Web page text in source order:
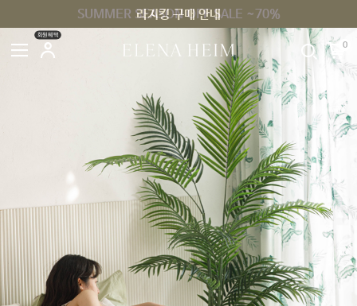
SUMMER SEASON OFF SALE ~70%
라지킹 구매 안내
회원혜택
0